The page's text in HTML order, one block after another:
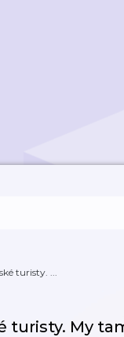
turisty. ...
turisty. My